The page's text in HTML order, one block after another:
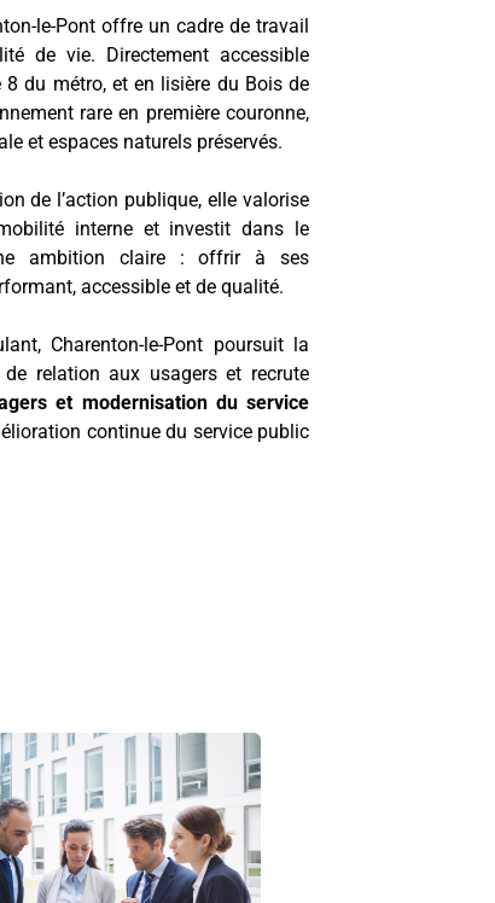
le-Pont offre un cadre de travail
de vie. Directement accessible
du métro, et en lisière du Bois de
rare en première couronne,
et espaces naturels préservés.
de l’action publique, elle valorise
interne et investit dans le
ambition claire : offrir à ses
accessible et de qualité.
Charenton-le-Pont poursuit la
de relation aux usagers et recrute
et modernisation du service
continue du service public